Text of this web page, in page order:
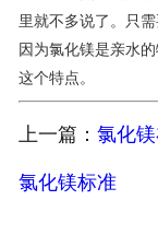
里就不多说了。只
因为氯化镁是亲水
这个特点。
上一篇： 氯化
氯化镁标准